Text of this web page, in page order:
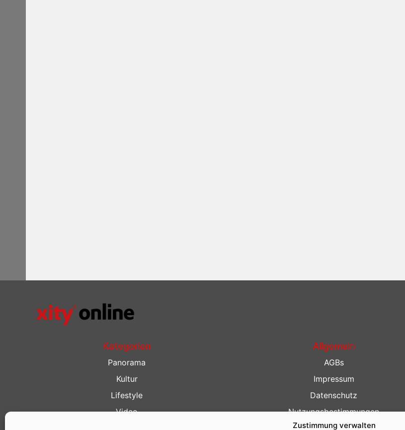
Zustimmung verwalten
Kategorien
Panorama
Kultur
Lifestyle
Video
Allgemein
AGBs
Impressum
Datenschutz
Nutzungsbestimmungen
Kontakt